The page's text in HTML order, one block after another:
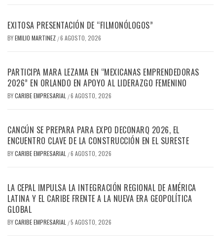
EXITOSA PRESENTACIÓN DE “FILMONÓLOGOS”
BYEMILIO MARTINEZ /6 AGOSTO, 2026
PARTICIPA MARA LEZAMA EN “MEXICANAS EMPRENDEDORAS
2026” EN ORLANDO EN APOYO AL LIDERAZGO FEMENINO
BYCARIBE EMPRESARIAL /6 AGOSTO, 2026
CANCÚN SE PREPARA PARA EXPO DECONARQ 2026, EL
ENCUENTRO CLAVE DE LA CONSTRUCCIÓN EN EL SURESTE
BYCARIBE EMPRESARIAL /6 AGOSTO, 2026
LA CEPAL IMPULSA LA INTEGRACIÓN REGIONAL DE AMÉRICA
LATINA Y EL CARIBE FRENTE A LA NUEVA ERA GEOPOLÍTICA
GLOBAL
BYCARIBE EMPRESARIAL /5 AGOSTO, 2026